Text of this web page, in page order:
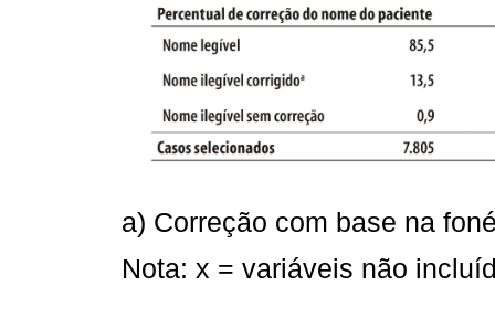
a) Correção com base na
Nota: x = variáveis não